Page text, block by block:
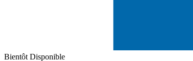
Bientôt Disponible